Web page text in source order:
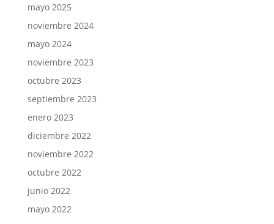
mayo 2025
noviembre 2024
mayo 2024
noviembre 2023
octubre 2023
septiembre 2023
enero 2023
diciembre 2022
noviembre 2022
octubre 2022
junio 2022
mayo 2022